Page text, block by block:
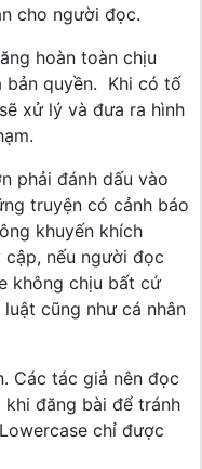
cho người đọc.
hoàn toàn chịu
bản quyền. Khi có tố
xử lý và đưa ra hình
phải đánh dấu vào
truyện có cảnh báo
khuyến khích
nếu người đọc
không chịu bất cứ
cũng như cá nhân
Các tác giả nên đọc
đăng bài để tránh
chỉ được